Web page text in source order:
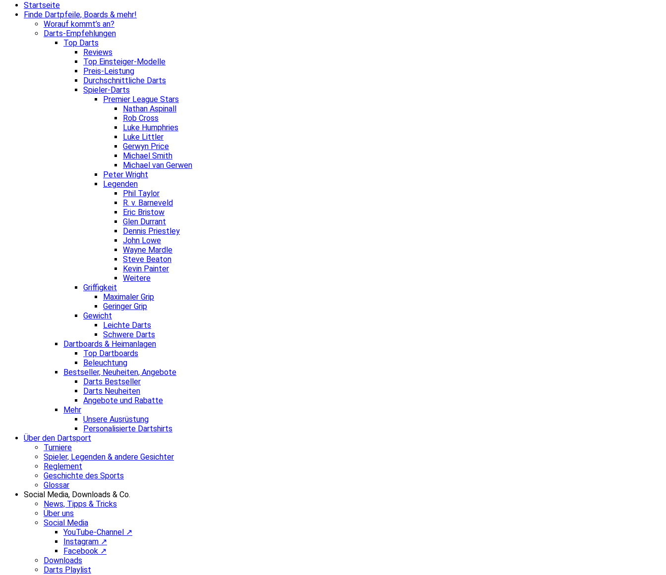
Startseite
Finde Dartpfeile, Boards & mehr!
Worauf kommt’s an?
Darts-Empfehlungen
Top Darts
Reviews
Top Einsteiger-Modelle
Preis-Leistung
Durchschnittliche Darts
Spieler-Darts
Premier League Stars
Nathan Aspinall
Rob Cross
Luke Humphries
Luke Littler
Gerwyn Price
Michael Smith
Michael van Gerwen
Peter Wright
Legenden
Phil Taylor
R. v. Barneveld
Eric Bristow
Glen Durrant
Dennis Priestley
John Lowe
Wayne Mardle
Steve Beaton
Kevin Painter
Weitere
Griffigkeit
Maximaler Grip
Geringer Grip
Gewicht
Leichte Darts
Schwere Darts
Dartboards & Heimanlagen
Top Dartboards
Beleuchtung
Bestseller, Neuheiten, Angebote
Darts Bestseller
Darts Neuheiten
Angebote und Rabatte
Mehr
Unsere Ausrüstung
Personalisierte Dartshirts
Über den Dartsport
Turniere
Spieler, Legenden & andere Gesichter
Reglement
Geschichte des Sports
Glossar
Social Media, Downloads & Co.
News, Tipps & Tricks
Über uns
Social Media
YouTube-Channel ↗
Instagram ↗
Facebook ↗
Downloads
Darts Playlist